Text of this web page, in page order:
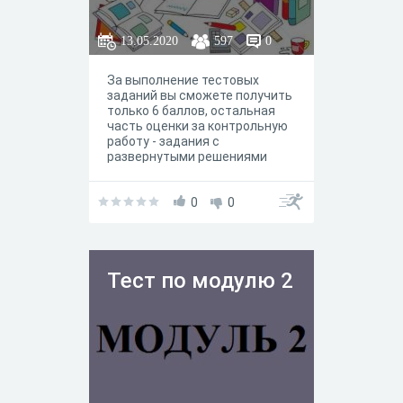
13.05.2020 597 0
За выполнение тестовых
заданий вы сможете получить
только 6 баллов, остальная
часть оценки за контрольную
работу - задания с
развернутыми решениями
0 0
Тест по модулю 2